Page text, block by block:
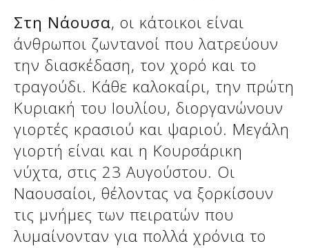
Στη Νάουσα, οι κάτοικοι είναι
άνθρωποι ζωντανοί που λατρεύουν
την διασκέδαση, τον χορό και το
τραγούδι. Κάθε καλοκαίρι, την πρώτη
Κυριακή του Ιουλίου, διοργανώνουν
γιορτές κρασιού και ψαριού. Μεγάλη
γιορτή είναι και η Κουρσάρικη
νύχτα, στις 23 Αυγούστου. Οι
Ναουσαίοι, θέλοντας να ξορκίσουν
τις μνήμες των πειρατών που
λυμαίνονταν για πολλά χρόνια το